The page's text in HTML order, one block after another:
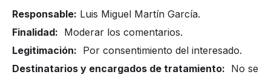
Responsable: Luis Miguel Martín García.
Finalidad: Moderar los comentarios.
Legitimación: Por consentimiento del interesado.
Destinatarios y encargados de tratamiento: No se